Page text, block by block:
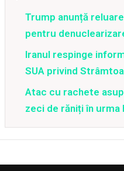
Trump anunță
pentru
Iranul respinge
SUA privind
Atac cu rachete
zeci de răniți în